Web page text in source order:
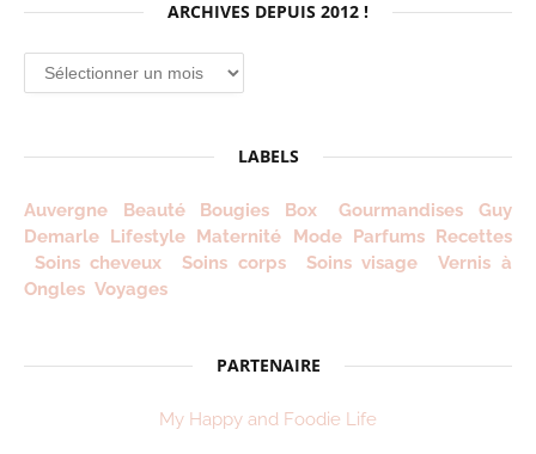
ARCHIVES DEPUIS 2012 !
Archives
depuis
LABELS
Auvergne Beauté Bougies Box Gourmandises
Guy
Demarle Lifestyle Maternité Mode Parfums Recettes
Soins cheveux
Soins corps Soins visage
Vernis à
Ongles Voyages
PARTENAIRE
My Happy and Foodie Life